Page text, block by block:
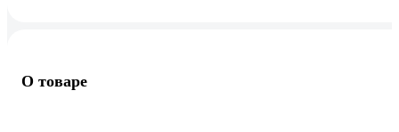
О товаре